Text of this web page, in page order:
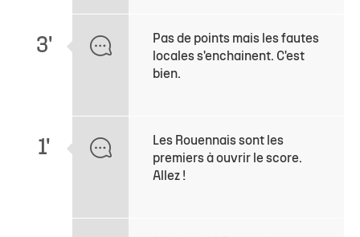
3'
Pas de points mais les fautes
locales s'enchainent. C'est
bien.
1'
Les Rouennais sont les
premiers à ouvrir le score.
Allez !